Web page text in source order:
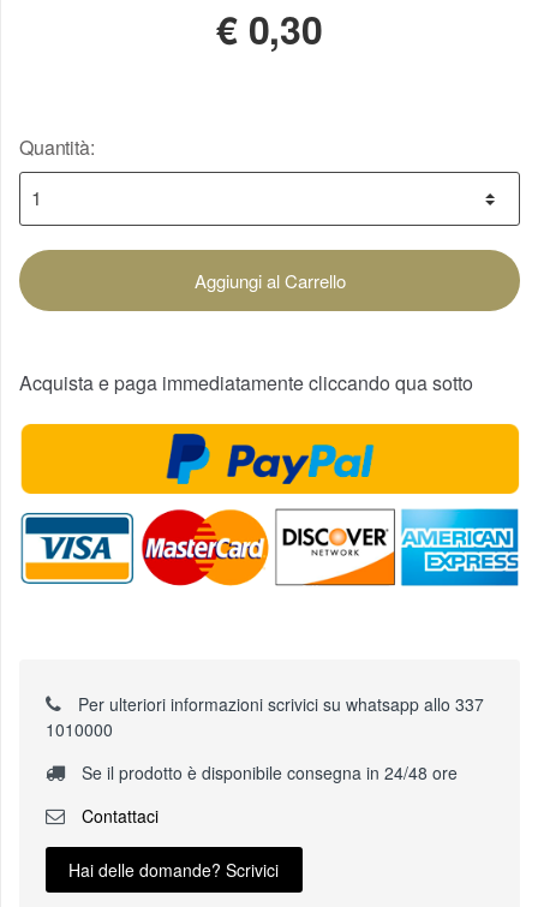
€ 0,30
Quantità:
Aggiungi al Carrello
Acquista e paga immediatamente cliccando qua sotto
Per ulteriori informazioni scrivici su whatsapp allo 337
1010000
Se il prodotto è disponibile consegna in 24/48 ore
Contattaci
Hai delle domande? Scrivici